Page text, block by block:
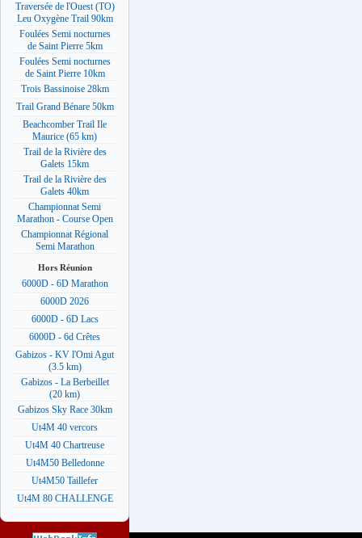
Traversée de l'Ouest (TO)
Leu Oxygène Trail 90km
Foulées Semi nocturnes
de Saint Pierre 5km
Foulées Semi nocturnes
de Saint Pierre 10km
Trois Bassinoise 28km
Trail Grand Bénare 50km
Beachcomber Trail Ile
Maurice (65 km)
Trail de la Rivière des
Galets 15km
Trail de la Rivière des
Galets 40km
Championnat Semi
Marathon - Course Open
Championnat Régional
Semi Marathon
Hors Réunion
6000D - 6D Marathon
6000D 2026
6000D - 6D Lacs
6000D - 6d Crêtes
Gabizos - KV l'Omi Agut
(3.5 km)
Gabizos - La Berbeillet
(20 km)
Gabizos Sky Race 30km
Ut4M 40 vercors
Ut4M 40 Chartreuse
Ut4M50 Belledonne
Ut4M50 Taillefer
Ut4M 80 CHALLENGE